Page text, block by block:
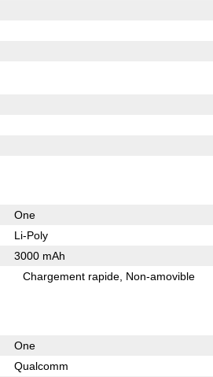
One
Li-Poly
3000 mAh
Chargement rapide Non-amovible
One
Qualcomm